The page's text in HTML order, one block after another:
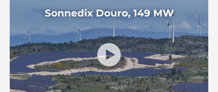
Sonnedix Douro, 149 MW